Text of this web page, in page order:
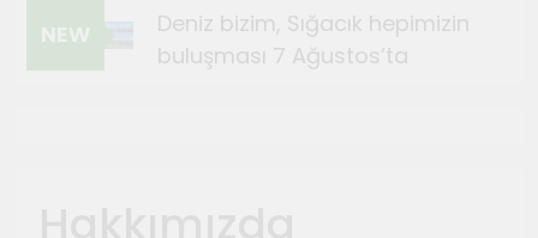
NEW
Deniz bizim, Sığacık hepimizin
buluşması 7 Ağustos’ta